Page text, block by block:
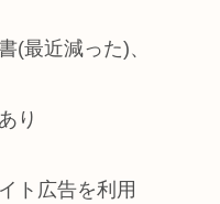
(最近減った)、
り
ト広告を利用